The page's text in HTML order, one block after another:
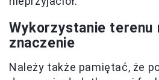
Wykorzystanie terenu
znaczenie
Należy także pamiętać, że